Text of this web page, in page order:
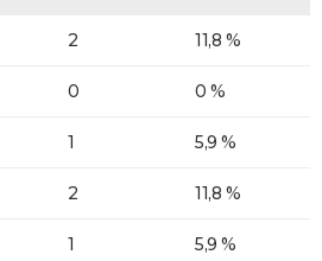
2 11,8 %
0 0 %
1 5,9 %
2 11,8 %
1 5,9 %